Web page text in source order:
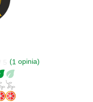
(1 opinia)